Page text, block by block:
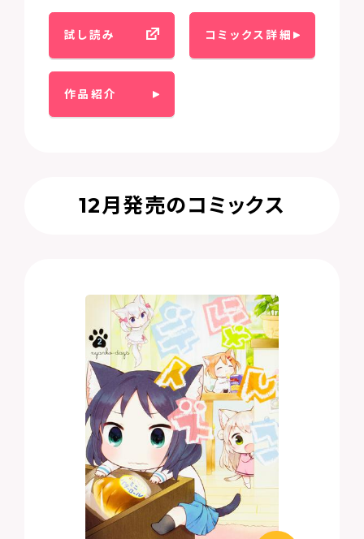
試し読み コミックス詳細
作品紹介
12月発売のコミックス